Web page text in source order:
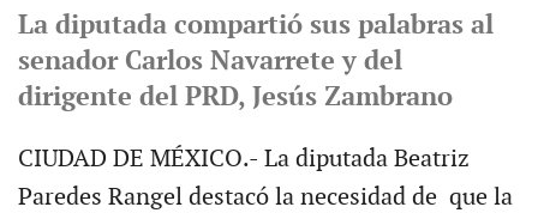
La diputada compartió sus palabras al
senador Carlos Navarrete y del
dirigente del PRD, Jesús Zambrano
CIUDAD DE MÉXICO.- La diputada Beatriz
Paredes Rangel destacó la necesidad de que la